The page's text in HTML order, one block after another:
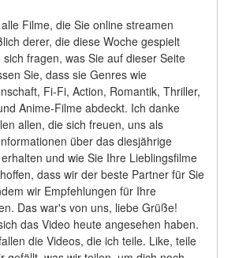
Filme, die Sie online streamen
derer, die diese Woche gespielt
fragen, was Sie auf dieser Seite
Sie, dass sie Genres wie
Fi-Fi, Action, Romantik, Thriller,
Anime-Filme abdeckt. Ich danke
allen, die sich freuen, uns als
über das diesjährige
und wie Sie Ihre Lieblingsfilme
dass wir der beste Partner für Sie
wir Empfehlungen für Ihre
Das war's von uns, liebe Grüße!
das Video heute angesehen haben.
die Videos, die ich teile. Like, teile